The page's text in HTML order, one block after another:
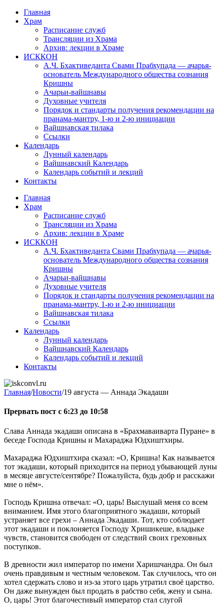
Перейти
содержимому
Главная
Храм
Расписание служб
Трансляции из Храма
Архив: лекции в Храме
ИСККОН
А.Ч. Бхактиведанта Свами Прабхупада — ачарья-
основатель Международного общества сознания
Кришны
Ачарьи-вайшнавы
Духовные учителя
Порядок и стандарты получения рекомендации на
пранама-мантру, 1-ю и 2-ю инициации
Вайшнавская тилака
Ссылки
Календарь
Лунный календарь
Вайшнавский Календарь
Календарь событий и лекций
Контакты
Главная
Храм
Расписание служб
Трансляции из Храма
Архив: лекции в Храме
ИСККОН
А.Ч. Бхактиведанта Свами Прабхупада — ачарья-
основатель Международного общества сознания
Кришны
Ачарьи-вайшнавы
Духовные учителя
Порядок и стандарты получения рекомендации на
пранама-мантру, 1-ю и 2-ю инициации
Вайшнавская тилака
Ссылки
Календарь
Лунный календарь
Вайшнавский Календарь
Календарь событий и лекций
Контакты
Главная/Новости/19 августа — Аннада Экадаши
Прервать пост с 6:23 до 10:58
Слава Аннада экадаши описана в «Брахмаваиварта Пуране» в
беседе Господа Кришны и Махараджа Юдхиштхиры.
Махараджа Юдхиштхира сказал: «О, Кришна! Как называется
тот экадаши, который приходится на период убывающей луны
в месяце августе/сентябре? Пожалуйста, будь добр и расскажи
мне о нём».
Господь Кришна отвечал: «О, царь! Выслушай меня со всем
вниманием. Имя этого благоприятного экадаши, который
устраняет все грехи – Аннада Экадаши. Тот, кто соблюдает
этот экадаши и поклоняется Господу Хришикеше, владыке
чувств, становится свободен от следствий своих греховных
поступков.
В древности жил император по имени Харишчандра. Он был
очень правдивым и честным человеком. Так случилось, что он
хотел сдержать слово и из-за этого царь утратил своё царство.
Он даже вынужден был продать в рабство себя, жену и сына.
О, царь! Этот благочестивый император стал слугой